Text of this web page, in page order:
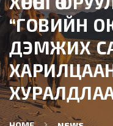
“ГОВИЙН
ДЭМЖИХ